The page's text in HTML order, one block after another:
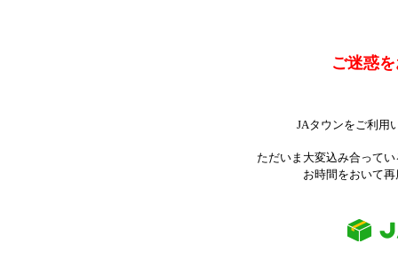
ご迷惑
JAタウンをご利用
ただいま大変込み合って
お時間をおいて